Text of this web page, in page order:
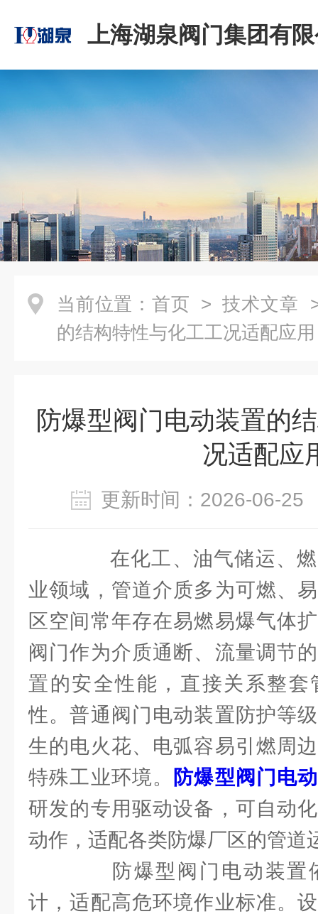
上海湖泉阀门集团有
当前位置： 首页 > 技术文章
的结构特性与化工工况适配应用
防爆型阀门电动装置的
况适配应
更新时间：2026-06-
在化工、油气储运、燃
业领域，管道介质多为可燃、
区空间常年存在易燃易爆气体
阀门作为介质通断、流量调节
置的安全性能，直接关系整
性。普通阀门电动装置防护等
生的电火花、电弧容易引燃周
特殊工业环境。
防爆型阀门电
研发的专用驱动设备，可自动
动作，适配各类防爆厂区的管道
防爆型阀门电动装置
计，适配高危环境作业标准。